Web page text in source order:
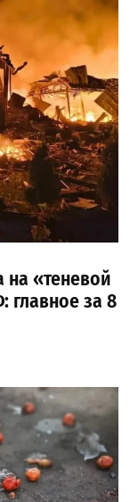
на «теневой
за 8